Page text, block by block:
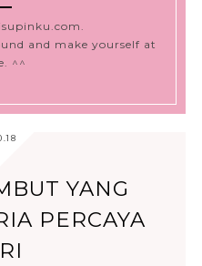
and make yourself at
^^
YANG
PERCAYA